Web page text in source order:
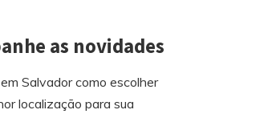
as novidades
Salvador como escolher
localização para sua